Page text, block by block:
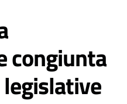
congiunta